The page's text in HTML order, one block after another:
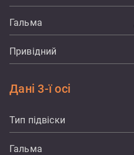
Гальма
Привідний
Дані 3-ї осі
Тип підвіски
Гальма